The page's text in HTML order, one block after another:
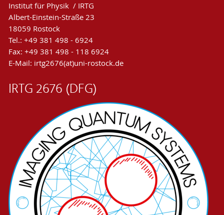
Institut für Physik / IRTG
Albert-Einstein-Straße 23
18059 Rostock
Tel.: +49 381 498 - 6924
Fax: +49 381 498 - 118 6924
E-Mail: irtg2676(at)uni-rostock.de
IRTG 2676 (DFG)